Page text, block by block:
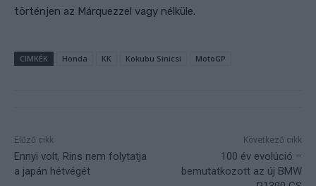
történjen az Márquezzel vagy nélküle.
CIMKÉK Honda KK Kokubu Sinicsi MotoGP
Előző cikk
Ennyi volt, Rins nem folytatja
a japán hétvégét
Következő cikk
100 év evolúció –
bemutatkozott az új BMW